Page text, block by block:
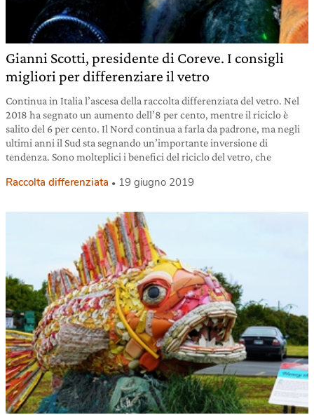
Gianni Scotti, presidente di Coreve. I consigli
migliori per differenziare il vetro
Continua in Italia l’ascesa della raccolta differenziata del vetro. Nel
2018 ha segnato un aumento dell’8 per cento, mentre il riciclo è
salito del 6 per cento. Il Nord continua a farla da padrone, ma negli
ultimi anni il Sud sta segnando un’importante inversione di
tendenza. Sono molteplici i benefici del riciclo del vetro, che
Raccolta differenziata 19 giugno 2019